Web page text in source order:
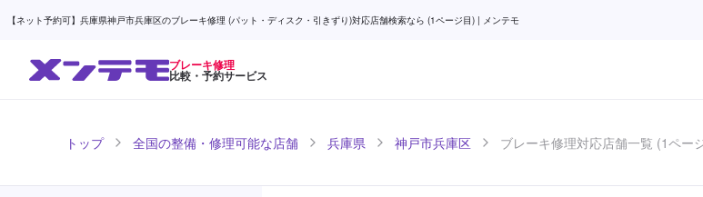
【ネット予約可】兵庫県神戸市兵庫区のブレーキ修理 (パット・ディスク・引きずり)対応店舗検索なら (1ページ目) | メンテモ
ブレーキ修理
比較・予約サービス
トップ 全国の整備・修理可能な店舗 兵庫県 神戸市兵庫区 ブレーキ修理対応店舗一覧 (1ペー